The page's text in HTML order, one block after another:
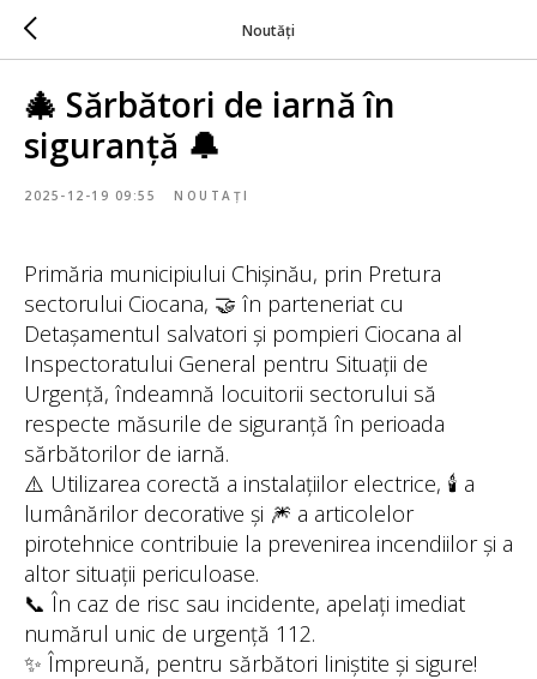
Noutăți
🎄 Sărbători de iarnă în
siguranță 🔔
2025-12-19 09:55 NOUTAȚI
Primăria municipiului Chișinău, prin Pretura
sectorului Ciocana, 🤝 în parteneriat cu
Detașamentul salvatori și pompieri Ciocana al
Inspectoratului General pentru Situații de
Urgență, îndeamnă locuitorii sectorului să
respecte măsurile de siguranță în perioada
sărbătorilor de iarnă.
⚠️ Utilizarea corectă a instalațiilor electrice, 🕯️ a
lumânărilor decorative și 🎆 a articolelor
pirotehnice contribuie la prevenirea incendiilor și a
altor situații periculoase.
📞 În caz de risc sau incidente, apelați imediat
numărul unic de urgență 112.
✨ Împreună, pentru sărbători liniștite și sigure!